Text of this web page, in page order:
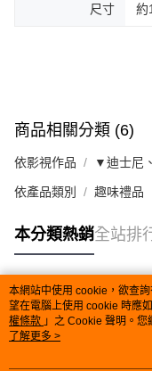
尺寸 約
商品相關分類 (6)
依影視作品 ▼迪士尼
依產品類別 趣味禮品
本分類熱銷全站排
熱門標籤
本網站中使用 cookie，欲查
望在電腦上使用 cookie 時應
權條款 」之 Cookie 聲明。
用條款之 Cookie 聲明使用
了解更多 >